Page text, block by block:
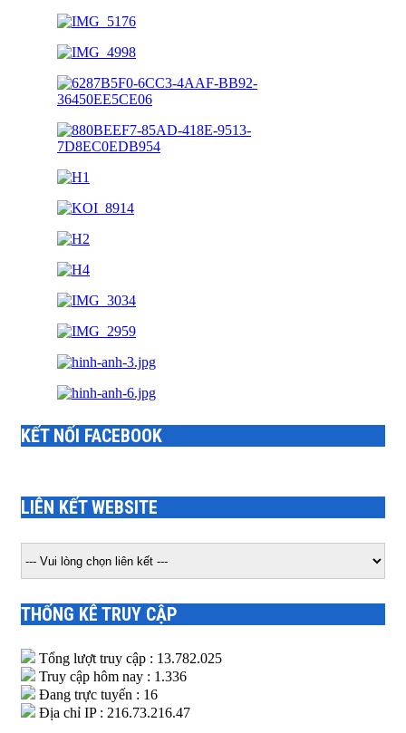
KẾT NỐI FACEBOOK
LIÊN KẾT WEBSITE
THỐNG KÊ TRUY CẬP
Tổng lượt truy cập : 13.782.025
Truy cập hôm nay : 1.336
Đang trực tuyến : 16
Địa chỉ IP : 216.73.216.47